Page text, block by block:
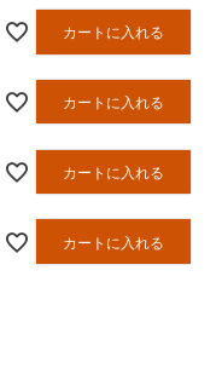
カートに入れる
カートに入れる
カートに入れる
カートに入れる